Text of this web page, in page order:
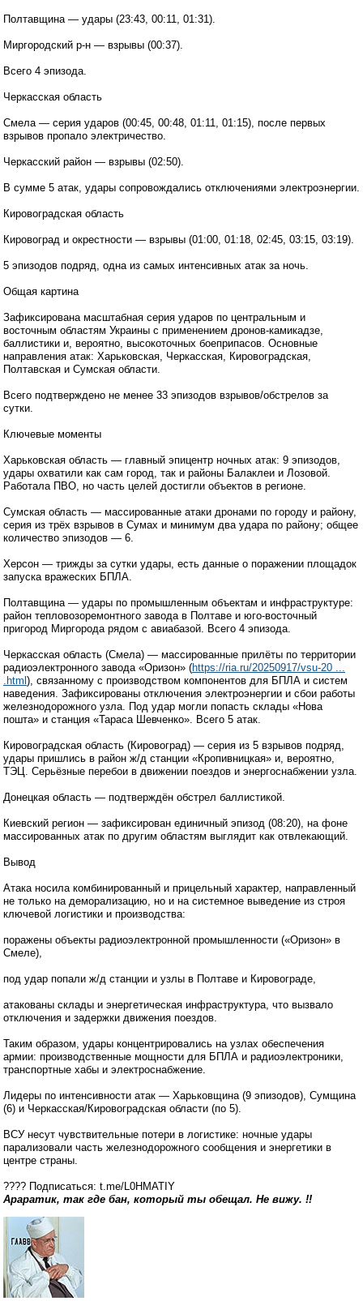
Полтавщина — удары (23:43, 00:11, 01:31).
Миргородский р-н — взрывы (00:37).
Всего 4 эпизода.
Черкасская область
Смела — серия ударов (00:45, 00:48, 01:11, 01:15), после первых
взрывов пропало электричество.
Черкасский район — взрывы (02:50).
В сумме 5 атак, удары сопровождались отключениями электроэнергии.
Кировоградская область
Кировоград и окрестности — взрывы (01:00, 01:18, 02:45, 03:15, 03:19).
5 эпизодов подряд, одна из самых интенсивных атак за ночь.
Общая картина
Зафиксирована масштабная серия ударов по центральным и
восточным областям Украины с применением дронов-камикадзе,
баллистики и, вероятно, высокоточных боеприпасов. Основные
направления атак: Харьковская, Черкасская, Кировоградская,
Полтавская и Сумская области.
Всего подтверждено не менее 33 эпизодов взрывов/обстрелов за
сутки.
Ключевые моменты
Харьковская область — главный эпицентр ночных атак: 9 эпизодов,
удары охватили как сам город, так и районы Балаклеи и Лозовой.
Работала ПВО, но часть целей достигли объектов в регионе.
Сумская область — массированные атаки дронами по городу и району,
серия из трёх взрывов в Сумах и минимум два удара по району; общее
количество эпизодов — 6.
Херсон — трижды за сутки удары, есть данные о поражении площадок
запуска вражеских БПЛА.
Полтавщина — удары по промышленным объектам и инфраструктуре:
район тепловозоремонтного завода в Полтаве и юго-восточный
пригород Миргорода рядом с авиабазой. Всего 4 эпизода.
Черкасская область (Смела) — массированные прилёты по территории
радиоэлектронного завода «Оризон» (https://ria.ru/20250917/vsu-20 ...
.html ), связанному с производством компонентов для БПЛА и систем
наведения. Зафиксированы отключения электроэнергии и сбои работы
железнодорожного узла. Под удар могли попасть склады «Нова
пошта» и станция «Тараса Шевченко». Всего 5 атак.
Кировоградская область (Кировоград) — серия из 5 взрывов подряд,
удары пришлись в район ж/д станции «Кропивницкая» и, вероятно,
ТЭЦ. Серьёзные перебои в движении поездов и энергоснабжении узла.
Донецкая область — подтверждён обстрел баллистикой.
Киевский регион — зафиксирован единичный эпизод (08:20), на фоне
массированных атак по другим областям выглядит как отвлекающий.
Вывод
Атака носила комбинированный и прицельный характер, направленный
не только на деморализацию, но и на системное выведение из строя
ключевой логистики и производства:
поражены объекты радиоэлектронной промышленности («Оризон» в
Смеле),
под удар попали ж/д станции и узлы в Полтаве и Кировограде,
атакованы склады и энергетическая инфраструктура, что вызвало
отключения и задержки движения поездов.
Таким образом, удары концентрировались на узлах обеспечения
армии: производственные мощности для БПЛА и радиоэлектроники,
транспортные хабы и электроснабжение.
Лидеры по интенсивности атак — Харьковщина (9 эпизодов), Сумщина
(6) и Черкасская/Кировоградская области (по 5).
ВСУ несут чувствительные потери в логистике: ночные удары
парализовали часть железнодорожного сообщения и энергетики в
центре страны.
???? Подписаться: t.me/L0HMATIY
Араратик, так где бан, который ты обещал. Не вижу. !!